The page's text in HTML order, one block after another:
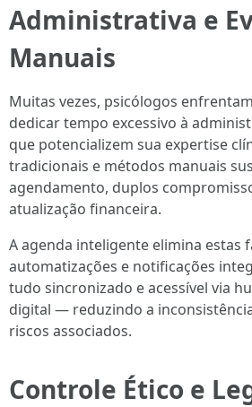
Administrativa e
Manuais
Muitas vezes, psicólogos
dedicar tempo excessivo à
que potencializem sua expertise
tradicionais e métodos manuais
agendamento, duplos
atualização financeira.
A agenda inteligente elimina estas
automatizações e notificações
tudo sincronizado e acessível via
digital — reduzindo a
riscos associados.
Controle Ético e